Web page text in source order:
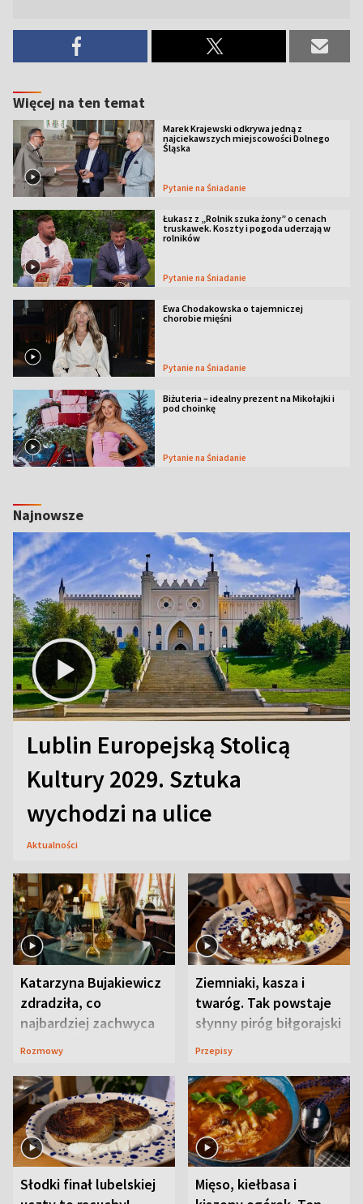
Więcej na ten temat
Marek Krajewski odkrywa jedną z
najciekawszych miejscowości Dolnego
Śląska
Pytanie na Śniadanie
Łukasz z „Rolnik szuka żony” o cenach
truskawek. Koszty i pogoda uderzają w
rolników
Pytanie na Śniadanie
Ewa Chodakowska o tajemniczej
chorobie mięśni
Pytanie na Śniadanie
Biżuteria – idealny prezent na Mikołajki i
pod choinkę
Pytanie na Śniadanie
Najnowsze
Lublin Europejską Stolicą
Kultury 2029. Sztuka
wychodzi na ulice
Aktualności
Katarzyna Bujakiewicz
zdradziła, co
najbardziej zachwyca
ją w Lublinie
Rozmowy
Ziemniaki, kasza i
twaróg. Tak powstaje
słynny piróg biłgorajski
Przepisy
Słodki finał lubelskiej
Mięso, kiełbasa i